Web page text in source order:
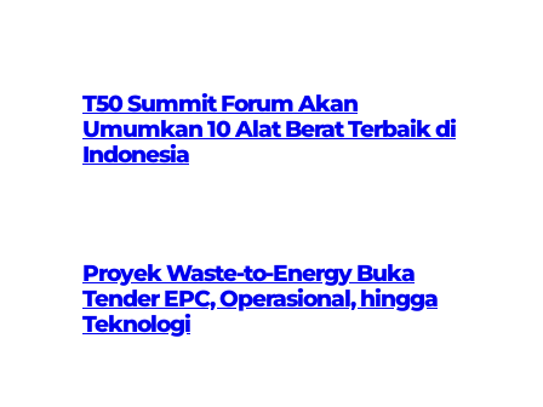
T50 Summit Forum Akan
Umumkan 10 Alat Berat Terbaik di
Indonesia
Proyek Waste-to-Energy Buka
Tender EPC, Operasional, hingga
Teknologi